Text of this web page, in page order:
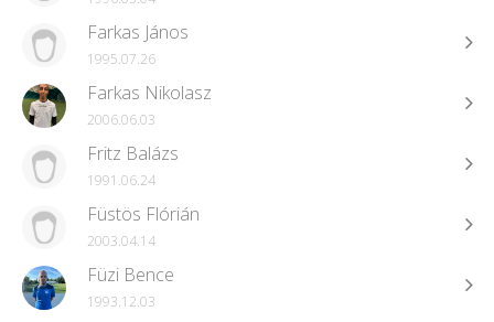
Farkas János
1995.07.26
Farkas Nikolasz
2006.06.03
Fritz Balázs
1991.06.24
Füstös Flórián
2003.04.14
Füzi Bence
1993.12.03